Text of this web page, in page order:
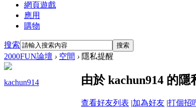
網頁遊戲
應用
購物
搜索 搜索
2000FUN論壇 › 空間 › 隱私提醒
kachun914 由於 kachun914 的
查看好友列表 |加為好友 |打個招